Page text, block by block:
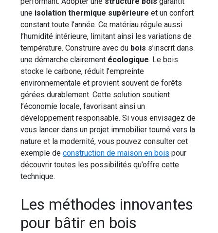
une isolation thermique supérieure et un confort
constant toute l’année. Ce matériau régule aussi
l’humidité intérieure, limitant ainsi les variations de
température. Construire avec du bois s’inscrit dans
une démarche clairement écologique. Le bois
stocke le carbone, réduit l’empreinte
environnementale et provient souvent de forêts
gérées durablement. Cette solution soutient
l’économie locale, favorisant ainsi un
développement responsable. Si vous envisagez de
vous lancer dans un projet immobilier tourné vers la
nature et la modernité, vous pouvez consulter cet
exemple deconstruction de maison en bois pour
découvrir toutes les possibilités qu’offre cette
technique.
Les méthodes innovantes
pour bâtir en bois